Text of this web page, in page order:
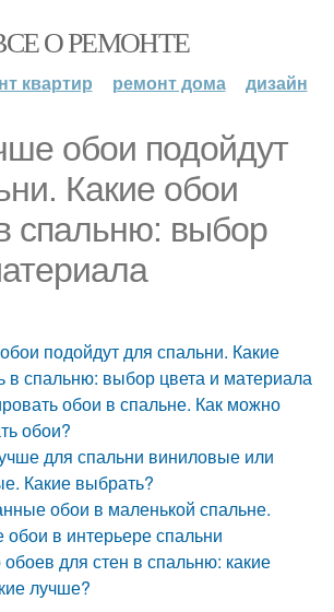
О РЕМОНТЕ
квартир ремонт дома дизайн
обои подойдут
Какие обои
спальню: выбор
подойдут для спальни. Какие
в спальню: выбор цвета и материала
обои в спальне. Как можно
обои?
для спальни виниловые или
Какие выбрать?
обои в маленькой спальне.
обои в интерьере спальни
для стен в спальню: какие
лучше?